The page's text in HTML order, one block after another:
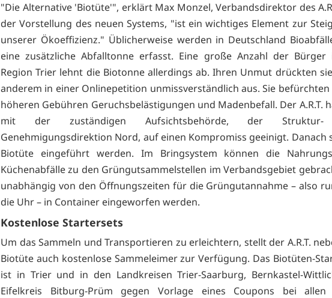
"Die Alternative 'Biotüte'", erklärt Max Monzel, Verbandsdirektor des
der Vorstellung des neuen Systems, "ist ein wichtiges Element zur
unserer Ökoeffizienz." Üblicherweise werden in Deutschland
eine zusätzliche Abfalltonne erfasst. Eine große Anzahl der
Region Trier lehnt die Biotonne allerdings ab. Ihren Unmut drückten
anderem in einer Onlinepetition unmissverständlich aus. Sie befürchten
höheren Gebühren Geruchsbelästigungen und Madenbefall. Der A.R.T.
mit der zuständigen Aufsichtsbehörde, der
Genehmigungsdirektion Nord, auf einen Kompromiss geeinigt. Danach
Biotüte eingeführt werden. Im Bringsystem können die
Küchenabfälle zu den Grüngutsammelstellen im Verbandsgebiet
unabhängig von den Öffnungszeiten für die Grüngutannahme – also
die Uhr – in Container eingeworfen werden.
Kostenlose Startersets
Um das Sammeln und Transportieren zu erleichtern, stellt der A.R.T.
Biotüte auch kostenlose Sammeleimer zur Verfügung. Das Biotüten-
ist in Trier und in den Landkreisen Trier-Saarburg, Bernkastel-
Eifelkreis Bitburg-Prüm gegen Vorlage eines Coupons bei allen